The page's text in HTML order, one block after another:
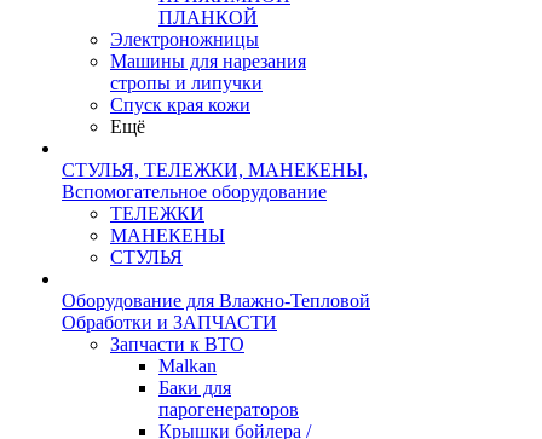
ПЛАНКОЙ
Электроножницы
Машины для нарезания
стропы и липучки
Спуск края кожи
Ещё
СТУЛЬЯ, ТЕЛЕЖКИ, МАНЕКЕНЫ,
Вспомогательное оборудование
ТЕЛЕЖКИ
МАНЕКЕНЫ
СТУЛЬЯ
Оборудование для Влажно-Тепловой
Обработки и ЗАПЧАСТИ
Запчасти к ВТО
Malkan
Баки для
парогенераторов
Крышки бойлера /